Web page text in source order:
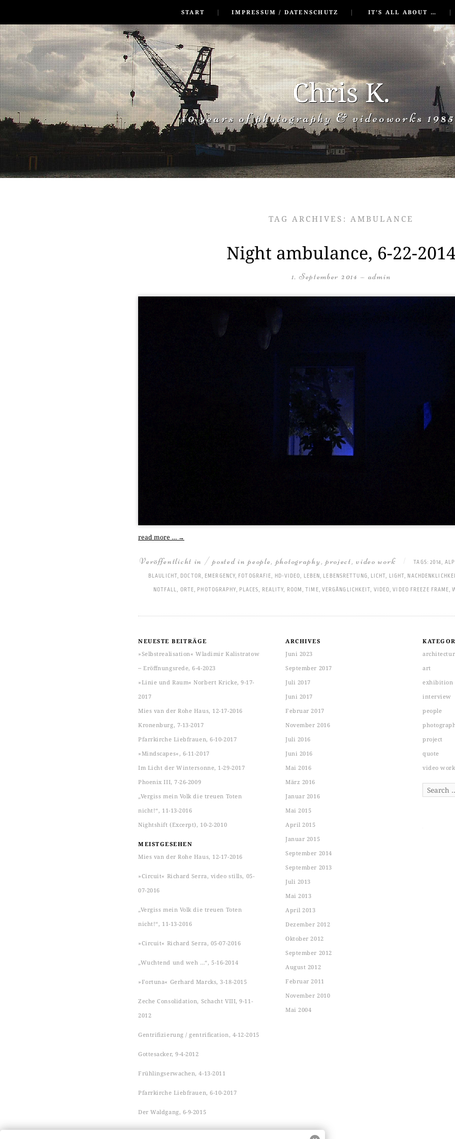
START
IMPRESSUM / DATENSCHUTZ IT’S ALL ABOUT …
Chris K.
40 years of photography & videoworks
TAG ARCHIVES: AMBULANCE
Night ambulance, 6-22-
1. September 2014 — admin
read more … →
Veröffentlicht in / posted inpeople, photography, project,video work TAGS: 2014,
BLAULICHT, DOCTOR, EMERGENCY, FOTOGRAFIE, HD-VIDEO, LEBEN, LEBENSRETTUNG, LICHT, LIGHT,
NOTFALL, ORTE, PHOTOGRAPHY, PLACES, REALITY, ROOM ,TIME, VERGÄNGLICHKEIT, VIDEO,VIDEO FREEZE FRAME,
NEUESTE BEITRÄGE
»Selbstrealisation« Wladimir Kalistratow
‒ Eröffnungsrede, 6-4-2023
»Linie und Raum« Norbert Kricke, 9-17-
2017
Mies van der Rohe Haus, 12-17-2016
Kronenburg, 7-13-2017
Pfarrkirche Liebfrauen, 6-10-2017
»Mindscapes«, 6-11-2017
Im Licht der Wintersonne, 1-29-2017
Phoenix III, 7-26-2009
„Vergiss mein Volk die treuen Toten
nicht!“, 11-13-2016
Nightshift (Excerpt), 10-2-2010
MEISTGESEHEN
Mies van der Rohe Haus, 12-17-2016
»Circuit« Richard Serra, video stills, 05-
07-2016
„Vergiss mein Volk die treuen Toten
nicht!“, 11-13-2016
»Circuit« Richard Serra, 05-07-2016
„Wuchtend und weh …“, 5-16-2014
»Fortuna« Gerhard Marcks, 3-18-2015
Zeche Consolidation, Schacht VIII, 9-11-
2012
Gentrifizierung / gentrification, 4-12-2015
Gottesacker, 9-4-2012
Frühlingserwachen, 4-13-2011
Pfarrkirche Liebfrauen, 6-10-2017
Der Waldgang, 6-9-2015
ARCHIVES
Juni 2023
September 2017
Juli 2017
Juni 2017
Februar 2017
November 2016
Juli 2016
Juni 2016
Mai 2016
März 2016
Januar 2016
Mai 2015
April 2015
Januar 2015
September 2014
September 2013
Juli 2013
Mai 2013
April 2013
Dezember 2012
Oktober 2012
September 2012
August 2012
Februar 2011
November 2010
Mai 2004
art
exhibition
interview
people
project
quote
video work
Search